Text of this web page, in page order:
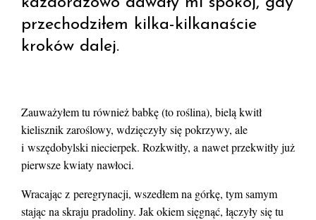
przechodziłem kilka-kilkanaście
kroków dalej.
Zauważyłem tu również babkę (to roślina), bielą kwitł
kielisznik zaroślowy, wdzięczyły się pokrzywy, ale
i wszędobylski niecierpek. Rozkwitły, a nawet przekwitły już
pierwsze kwiaty nawłoci.
Wracając z peregrynacji, wszedłem na górkę, tym samym
stając na skraju pradoliny. Jak okiem sięgnąć, łączyły się tu